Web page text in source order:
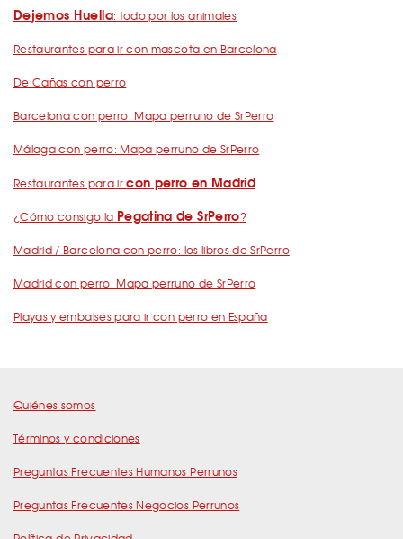
Dejemos Huella: todo por los animales
Restaurantes para ir con mascota en Barcelona
De Cañas con perro
Barcelona con perro: Mapa perruno de SrPerro
Málaga con perro: Mapa perruno de SrPerro
Restaurantes para ircon perro en Madrid
¿Cómo consigo la Pegatina de SrPerro?
Madrid / Barcelona con perro: los libros de SrPerro
Madrid con perro: Mapa perruno de SrPerro
Playas y embalses para ir con perro en España
Quiénes somos
Términos y condiciones
Preguntas Frecuentes Humanos Perrunos
Preguntas Frecuentes Negocios Perrunos